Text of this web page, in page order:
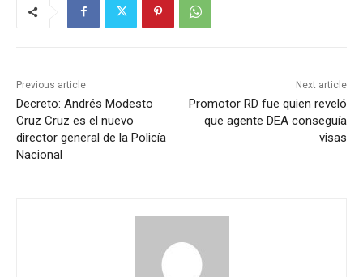
Previous article
Decreto: Andrés Modesto
Cruz Cruz es el nuevo
director general de la Policía
Nacional
Next article
Promotor RD fue quien reveló
que agente DEA conseguía
visas